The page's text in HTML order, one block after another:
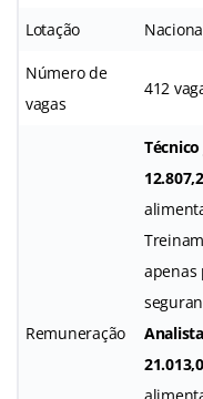
Lotação
Número de
vagas
412
Remuneração
apenas